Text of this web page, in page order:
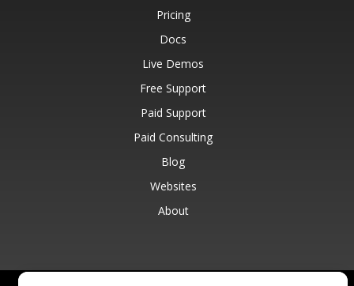
Pricing
Docs
Live Demos
Free Support
Paid Support
Paid Consulting
Blog
Websites
About